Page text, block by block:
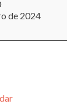
de 2024